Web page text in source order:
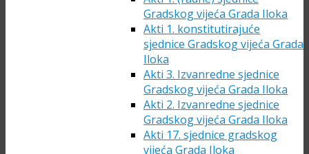
Gradskog vijeća Grada Iloka
Akti 1. konstitutirajuće
sjednice Gradskog vijeća Grada
Iloka
Akti 3. Izvanredne sjednice
Gradskog vijeća Grada Iloka
Akti 2. Izvanredne sjednice
Gradskog vijeća Grada Iloka
Akti 17. sjednice gradskog
vijeća Grada Iloka